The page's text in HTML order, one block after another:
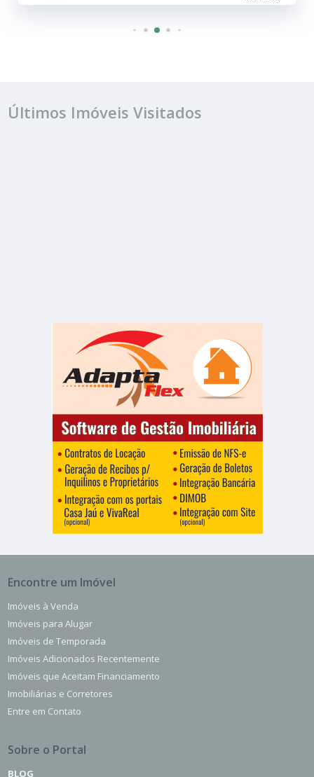
Últimos Imóveis Visitados
Encontre um Imóvel
Imóveis à Venda
Imóveis para Alugar
Imóveis de Temporada
Imóveis Adicionados Recentemente
Imóveis que Aceitam Financiamento
Imobiliárias e Corretores
Entre em Contato
Sobre o Portal
BLOG